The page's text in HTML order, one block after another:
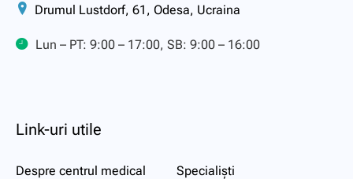
Drumul Lustdorf, 61, Odesa, Ucraina
Lun – PT: 9:00 – 17:00, SB: 9:00 – 16:00
Link-uri utile
Despre centrul medical
Specialiști